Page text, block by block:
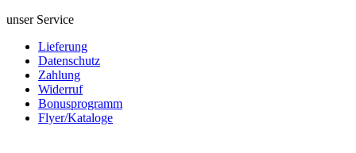
unser Service
Lieferung
Datenschutz
Zahlung
Widerruf
Bonusprogramm
Flyer/Kataloge